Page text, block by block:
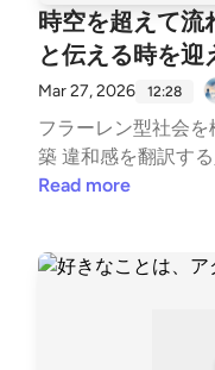
時空を超えて流
と伝える時を迎
Mar 27, 2026 12:28
フラーレン型社会
築 違和感を翻訳する人 西本真紀 使命コンサル
🌿 活動情報はこちら✨ https://lit.link/healinglife #ヒ
d.fm/channels/
Read more